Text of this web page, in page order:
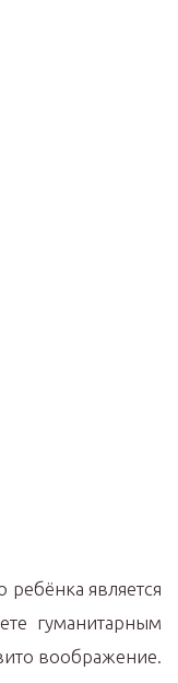
является
гуманитарным
воображение.